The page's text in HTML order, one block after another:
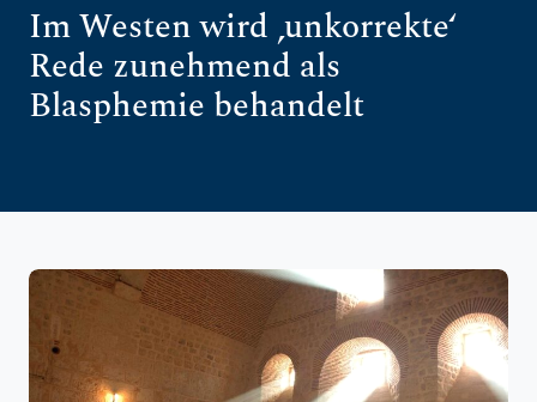
Im Westen wird ‚unkorrekte‘
Rede zunehmend als
Blasphemie behandelt